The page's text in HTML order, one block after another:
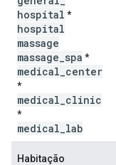
hospital *
hospital
massage
massage spa *
medical center
*
medical clinic
*
medical lab
Habitação